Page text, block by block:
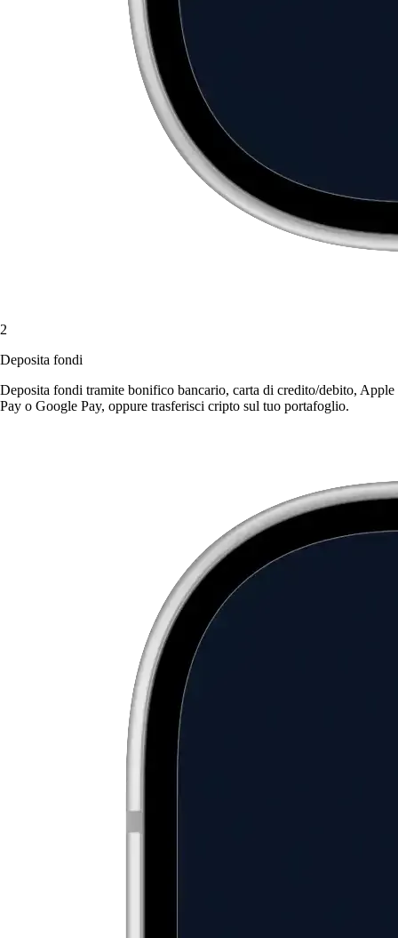
2
Deposita fondi
Deposita fondi tramite bonifico bancario, carta di credito/debito, Apple
Pay o Google Pay, oppure trasferisci cripto sul tuo portafoglio.